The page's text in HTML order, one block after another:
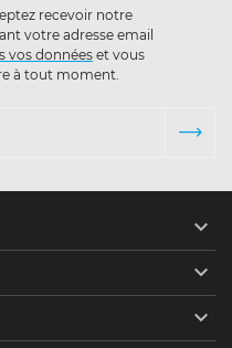
recevoir notre
votre adresse email
vos données et vous
à tout moment.


